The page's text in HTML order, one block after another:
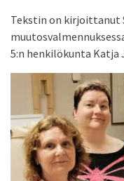
Tekstin on kirjoittanut
5:n henkilökunta Katja